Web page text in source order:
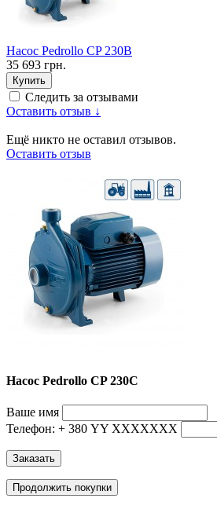
Насос Pedrollo CP 230B
35 693 грн.
Купить
Следить за отзывами
Оставить отзыв ↓
Ещё никто не оставил отзывов.
Оставить отзыв
Насос Pedrollo CP 230С
Ваше имя
Телефон: + 380 YY ХХХХХХХ
Заказать
Продолжить покупки